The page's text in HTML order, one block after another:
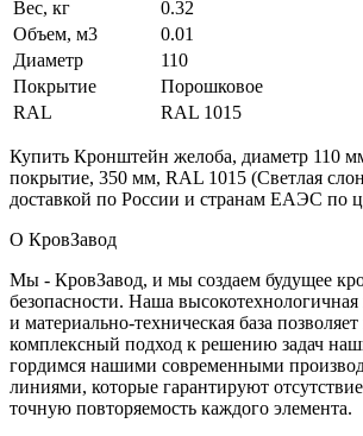
Вес, кг
0.32
Объем, м3
0.01
Диаметр
110
Покрытие
Порошковое
RAL
RAL 1015
Купить Кронштейн желоба, диаметр 110
покрытие, 350 мм, RAL 1015 (Светлая
доставкой по России и странам ЕАЭС по
О КровЗавод
Мы - КровЗавод, и мы создаем будущее
безопасности. Наша высокотехнологичная
и материально-техническая база
комплексный подход к решению задач
гордимся нашими современными
линиями, которые гарантируют
точную повторяемость каждого элемента.